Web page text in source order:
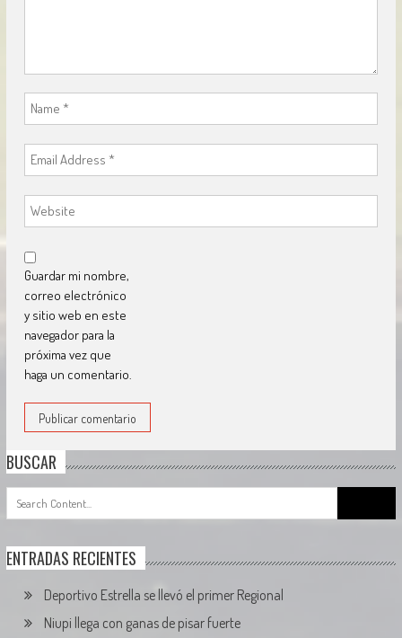
Guardar mi nombre,
correo electrónico
y sitio web en este
navegador para la
próxima vez que
haga un comentario.
BUSCAR
for:
ENTRADAS RECIENTES
Deportivo Estrella se llevó el primer Regional
Niupi llega con ganas de pisar fuerte